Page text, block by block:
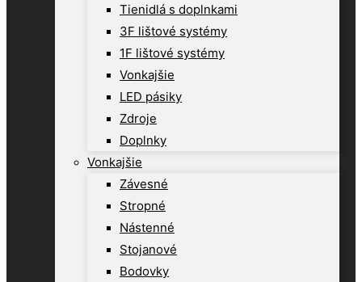
Tienidlá s doplnkami
3F lištové systémy
1F lištové systémy
Vonkajšie
LED pásiky
Zdroje
Doplnky
Vonkajšie
Závesné
Stropné
Nástenné
Stojanové
Bodovky